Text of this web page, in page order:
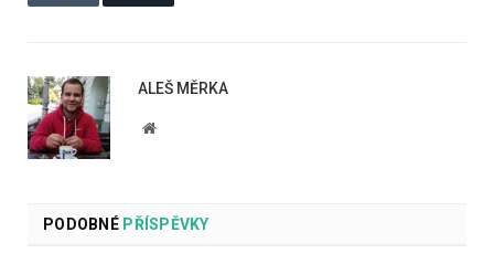
ALEŠ MĚRKA
Website
PODOBNÉPŘÍSPĚVKY